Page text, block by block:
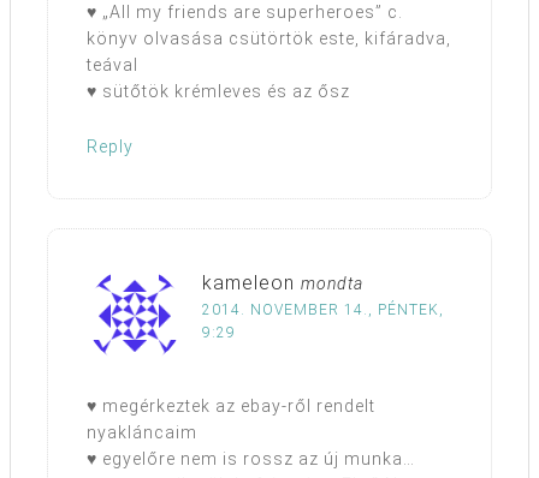
♥ „All my friends are superheroes” c.
könyv olvasása csütörtök este, kifáradva,
teával
♥ sütőtök krémleves és az ősz
Reply
kameleon mondta
2014. NOVEMBER 14., PÉNTEK,
9:29
♥ megérkeztek az ebay-ről rendelt
nyakláncaim
♥ egyelőre nem is rossz az új munka…